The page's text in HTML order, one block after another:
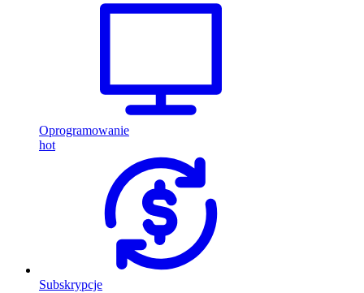
Oprogramowanie
hot
Subskrypcje